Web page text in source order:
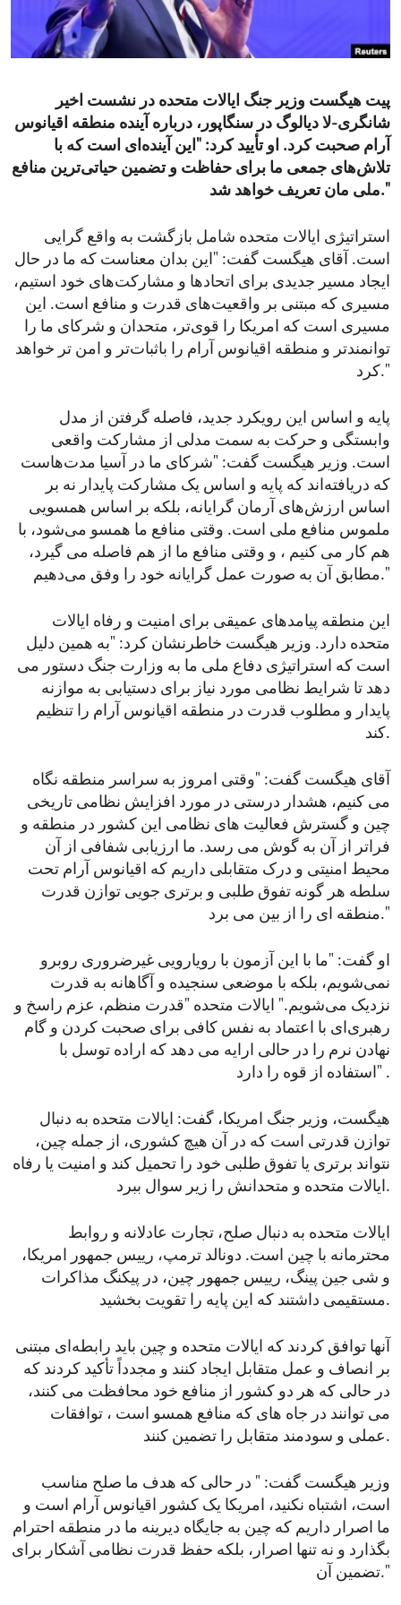
ENVIRONMENT AND HEALTH
IDEALS AND INSTITUTIONS
پیت هیگست وزیر جنگ ایالات متحده در نشست اخیر
شانگری-لا دیالوگ در سنگاپور، درباره آینده منطقه اقیانوس
آرام صحبت کرد. او تأیید کرد: "این آینده‌ای است که با
تلاش‌های جمعی ما برای حفاظت و تضمین حیاتی‌ترین منافع
ملی‌ مان تعریف خواهد شد."
استراتیژی ایالات متحده شامل بازگشت به واقع‌ گرایی
است. آقای هیگست گفت: "این بدان معناست که ما در حال
ایجاد مسیر جدیدی برای اتحادها و مشارکت‌های خود استیم،
مسیری که مبتنی بر واقعیت‌های قدرت و منافع است. این
مسیری است که امریکا را قوی‌تر، متحدان و شرکای ما را
توانمندتر و منطقه اقیانوس آرام را باثبات‌تر و امن‌ تر خواهد
کرد."
پایه و اساس این رویکرد جدید، فاصله گرفتن از مدل
وابستگی و حرکت به سمت مدلی از مشارکت واقعی
است. وزیر هیگست گفت: "شرکای ما در آسیا مدت‌هاست
که دریافته‌اند که پایه و اساس یک مشارکت پایدار نه بر
اساس ارزش‌های آرمان‌ گرایانه، بلکه بر اساس همسویی
ملموس منافع ملی است. وقتی منافع ما همسو می‌شود، با
هم کار می‌ کنیم ، و وقتی منافع ما از هم فاصله می گیرد،
مطابق آن به صورت عمل ‌گرایانه خود را وفق می‌دهیم."
این منطقه پیامدهای عمیقی برای امنیت و رفاه ایالات
متحده دارد. وزیر هیگست خاطرنشان کرد: "به همین دلیل
است که استراتیژی دفاع ملی ما به وزارت جنگ دستور می
دهد تا شرایط نظامی مورد نیاز برای دستیابی به موازنه
پایدار و مطلوب قدرت در منطقه اقیانوس آرام را تنظیم
کند.
آقای هیگست گفت: "وقتی امروز به سراسر منطقه نگاه
می کنیم، هشدار درستی در مورد افزایش نظامی تاریخی
چین و گسترش فعالیت های نظامی این کشور در منطقه و
فراتر از آن به گوش می رسد. ما ارزیابی شفافی از آن
محیط امنیتی و درک متقابلی داریم که اقیانوس آرام تحت
سلطه هر گونه تفوق طلبی و برتری جویی توازن قدرت
منطقه ای را از بین می برد."
او گفت: "ما با این آزمون با رویارویی غیرضروری روبرو
نمی‌شویم، بلکه با موضعی سنجیده و آگاهانه به قدرت
نزدیک می‌شویم." ایالات متحده "قدرت منظم، عزم راسخ و
رهبری‌ای با اعتماد به نفس کافی برای صحبت کردن و گام
نهادن نرم را در حالی ارایه می دهد که اراده توسل با
استفاده از قوه را دارد" .
هیگست، وزیر جنگ امریکا، گفت: ایالات متحده به دنبال
توازن قدرتی است که در آن هیچ کشوری، از جمله چین،
نتواند برتری یا تفوق طلبی خود را تحمیل کند و امنیت یا رفاه
ایالات متحده و متحدانش را زیر سوال ببرد.
ایالات متحده به دنبال صلح، تجارت عادلانه و روابط
محترمانه با چین است. دونالد ترمپ، رییس جمهور امریکا،
و شی جین پینگ، رییس جمهور چین، در پیکنگ مذاکرات
مستقیمی داشتند که این پایه را تقویت بخشید.
آنها توافق کردند که ایالات متحده و چین باید رابطه‌ای مبتنی
بر انصاف و عمل متقابل ایجاد کنند و مجدداً تأکید کردند که
در حالی که هر دو کشور از منافع خود محافظت می‌ کنند،
می‌ توانند در جاه های که منافع همسو است ، توافقات
عملی و سودمند متقابل را تضمین کنند.
وزیر هیگست گفت: " در حالی که هدف ما صلح مناسب
است، اشتباه نکنید، امریکا یک کشور اقیانوس آرام است و
ما اصرار داریم که چین به جایگاه دیرینه ما در منطقه احترام
بگذارد و نه تنها اصرار، بلکه حفظ قدرت نظامی آشکار برای
تضمین آن."